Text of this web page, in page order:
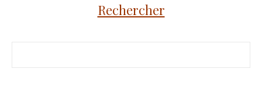
Rechercher